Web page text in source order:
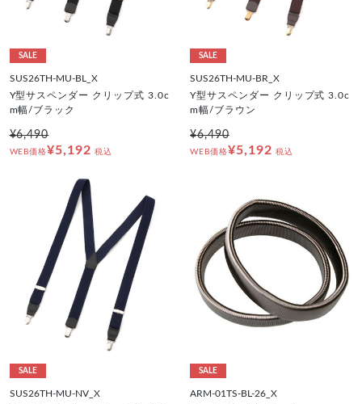
SALE
SUS26TH-MU-BL_X
Y型サスペンダー クリップ式 3.0c
m幅/ブラック
¥6,490
WEB価格¥5,192 税込
SALE
SUS26TH-MU-BR_X
Y型サスペンダー クリップ式 3.0c
m幅/ブラウン
¥6,490
WEB価格¥5,192 税込
SALE
SUS26TH-MU-NV_X
SALE
ARM-01TS-BL-26_X